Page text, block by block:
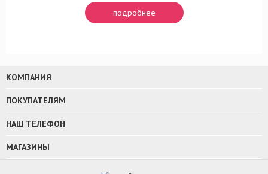
подробнее
КОМПАНИЯ
ПОКУПАТЕЛЯМ
НАШ ТЕЛЕФОН
МАГАЗИНЫ